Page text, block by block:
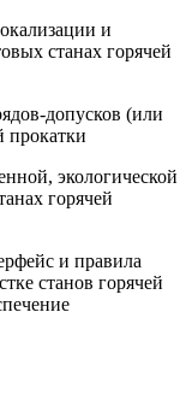
и
станах горячей
допусков (или
прокатки
экологической
горячей
и правила
станов горячей